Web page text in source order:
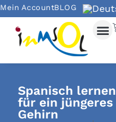
Mein AccountBLOG
Spanisch lernen
für ein jüngeres
Gehirn